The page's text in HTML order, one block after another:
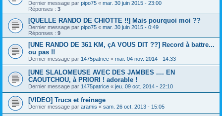
Dernier message par pipo75 « mar. 30 juin 2015 - 23:00
Réponses : 3
[QUELLE RANDO DE CHIOTTE !!] Mais pourquoi moi ??
Dernier message par pipo75 « mar. 30 juin 2015 - 0:49
Réponses : 9
[UNE RANDO DE 361 KM, çA VOUS DIT ??] Record à battre...
ou pas !!
Dernier message par 1475patrice « mar. 04 nov. 2014 - 14:33
[UNE SLALOMEUSE AVEC DES JAMBES .... EN
CAOUTCHOU, à PRIORI ! adorable !
Dernier message par 1475patrice « jeu. 09 oct. 2014 - 22:10
[VIDEO] Trucs et freinage
Dernier message par aramis « sam. 26 oct. 2013 - 15:05